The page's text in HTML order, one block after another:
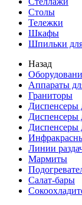
Столы
Тележки
Шкафы
Шпильки
Назад
Аппараты
Граниторы
Диспенсеры
Диспенсеры
Диспенсеры
Линии
Мармиты
Салат-бары